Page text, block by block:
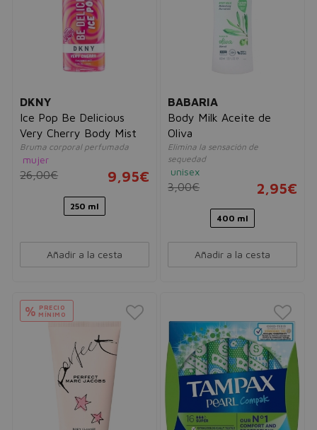
DKNY
Ice Pop Be Delicious
Very Cherry Body Mist
Bruma corporal perfumada
mujer
26,00€ 9,95€
250 ml
Añadir a la cesta
BABARIA
Body Milk Aceite de
Oliva
Elimina la sensación de
sequedad
unisex
3,00€ 2,95€
400 ml
Añadir a la cesta
% PRECIO
MÍNIMO